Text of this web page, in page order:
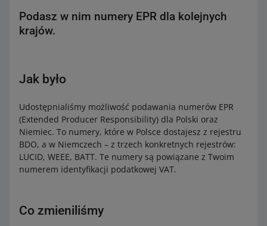
Podasz w nim numery EPR dla kolejnych
krajów.
Jak było
Udostępnialiśmy możliwość podawania numerów EPR
(Extended Producer Responsibility) dla Polski oraz
Niemiec. To numery, które w Polsce dostajesz z rejestru
BDO, a w Niemczech – z trzech konkretnych rejestrów:
LUCID, WEEE, BATT. Te numery są powiązane z Twoim
numerem identyfikacji podatkowej VAT.
Co zmieniliśmy